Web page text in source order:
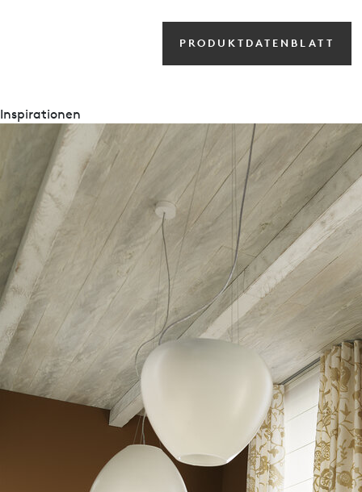
PRODUKTDATENBLATT
Inspirationen
Broschüren
Aluschienen-Karniesen-Impressionen
Sonnenschutz nach Maß
Datenblatt Heavy
Heavy 555
Schnittzeichnung
Schnittzeichnung als DWG
Schnittzeichnung als PDF
Ausschreibungstext
Zur Ausführung kommen LEHA Schleuderschienen.